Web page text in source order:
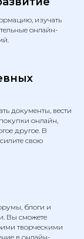
изучать
онлайн-
документы, вести
онлайн,
другое. В
свою
блоги и
Вы сможете
творческими
в онлайн-